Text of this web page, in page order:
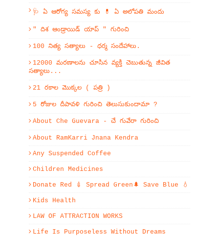
🩺 ఏ ఆరోగ్య సమస్య కు 💊 ఏ అలోపతి మందు
" దిశ ఆండ్రాయిడ్ యాప్ " గురించి
100 నిత్య సత్యాలు - ధర్మ సందేహాలు.
12000 మరణాలను చూసిన వ్యక్తి చెబుతున్న జీవిత
సత్యాలు...
21 రకాల మొక్కల ( పత్రి )
5 రోజుల దీపావళి గురించి తెలుసుకుందామా ?
About Che Guevara - చే గువేరా గురించి
About RamKarri Jnana Kendra
Any Suspended Coffee
Children Medicines
Donate Red 💉 Spread Green🌲 Save Blue 💧
Kids Health
LAW OF ATTRACTION WORKS
Life Is Purposeless Without Dreams